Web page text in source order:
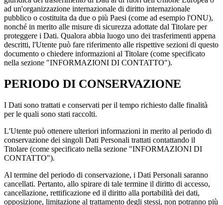
ad un'organizzazione internazionale di diritto internazionale
pubblico o costituita da due o più Paesi (come ad esempio l'ONU),
nonché in merito alle misure di sicurezza adottate dal Titolare per
proteggere i Dati. Qualora abbia luogo uno dei trasferimenti appena
descritti, l'Utente può fare riferimento alle rispettive sezioni di questo
documento o chiedere informazioni al Titolare (come specificato
nella sezione "INFORMAZIONI DI CONTATTO").
PERIODO DI CONSERVAZIONE
I Dati sono trattati e conservati per il tempo richiesto dalle finalità
per le quali sono stati raccolti.
L'Utente può ottenere ulteriori informazioni in merito al periodo di
conservazione dei singoli Dati Personali trattati contattando il
Titolare (come specificato nella sezione "INFORMAZIONI DI
CONTATTO").
Al termine del periodo di conservazione, i Dati Personali saranno
cancellati. Pertanto, allo spirare di tale termine il diritto di accesso,
cancellazione, rettificazione ed il diritto alla portabilità dei dati,
opposizione, limitazione al trattamento degli stessi, non potranno più